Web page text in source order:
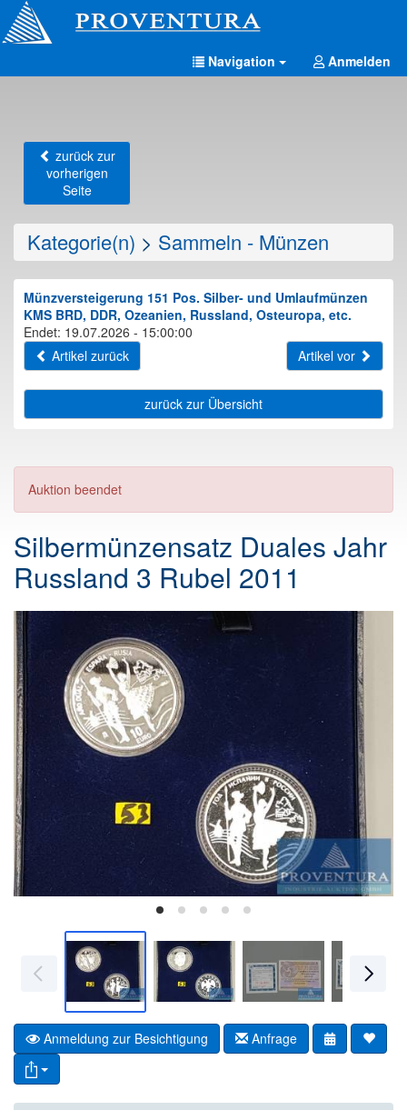
Navigation Anmelden
zurück zur
vorherigen
Seite
Kategorie(n) > Sammeln - Münzen
Münzversteigerung 151 Pos. Silber- und Umlaufmünzen
KMS BRD, DDR, Ozeanien, Russland, Osteuropa, etc.
Endet: 19.07.2026 - 15:00:00
Artikel zurück
Artikel vor
zurück zur Übersicht
Auktion beendet
Silbermünzensatz Duales Jahr
Russland 3 Rubel 2011
Anmeldung zur Besichtigung Anfrage